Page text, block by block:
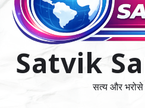
Satvik
सत्य और